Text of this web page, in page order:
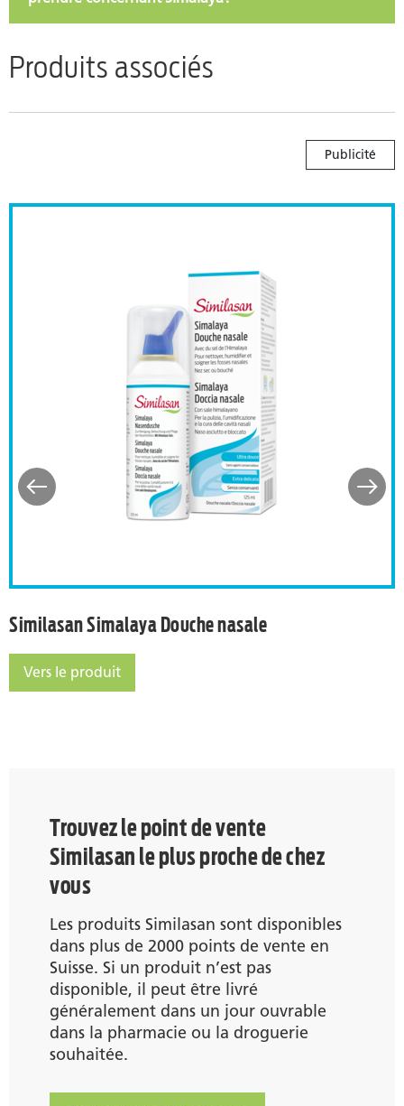
Produits associés
Publicité
des sinus frontaux ou maxillaires
Similasan Simalaya
Similasan Simalaya Douche nasale
Similasan Simalaya Douche nasale
Vers le produit
Trouvez le point de vente
Similasan le plus proche de chez
vous
Les produits Similasan sont disponibles
dans plus de 2000 points de vente en
Suisse. Si un produit n’est pas
disponible, il peut être livré
généralement dans un jour ouvrable
dans la pharmacie ou la droguerie
souhaitée.